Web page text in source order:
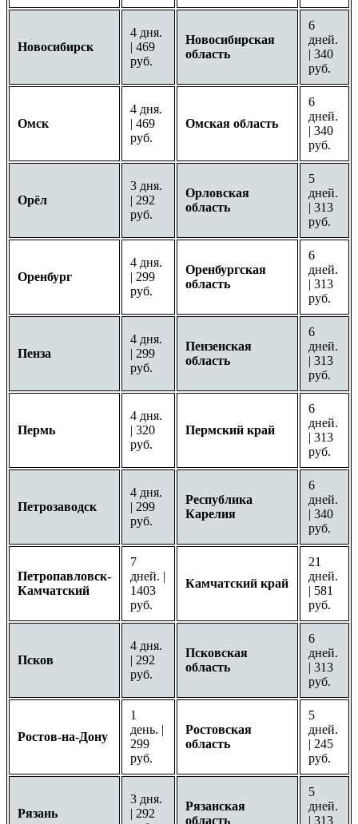
Новосибирск
4 дня.
| 469
руб.
Новосибирская
область
6
дней.
| 340
руб.
Омск
4 дня.
| 469
руб.
Омская область
6
дней.
| 340
руб.
Орёл
3 дня.
| 292
руб.
Орловская
область
5
дней.
| 313
руб.
Оренбург
4 дня.
| 299
руб.
Оренбургская
область
6
дней.
| 313
руб.
Пенза
4 дня.
| 299
руб.
Пензенская
область
6
дней.
| 313
руб.
Пермь
4 дня.
| 320
руб.
Пермский край
6
дней.
| 313
руб.
Петрозаводск
4 дня.
| 299
руб.
Республика
Карелия
6
дней.
| 340
руб.
Петропавловск-
Камчатский
7
дней. |
1403
руб.
Камчатский край
21
дней.
| 581
руб.
Псков
4 дня.
| 292
руб.
Псковская
область
6
дней.
| 313
руб.
Ростов-на-Дону
1
день. |
299
руб.
Ростовская
область
5
дней.
| 245
руб.
Рязань
3 дня.
| 292
Рязанская
область
5
дней.
| 313